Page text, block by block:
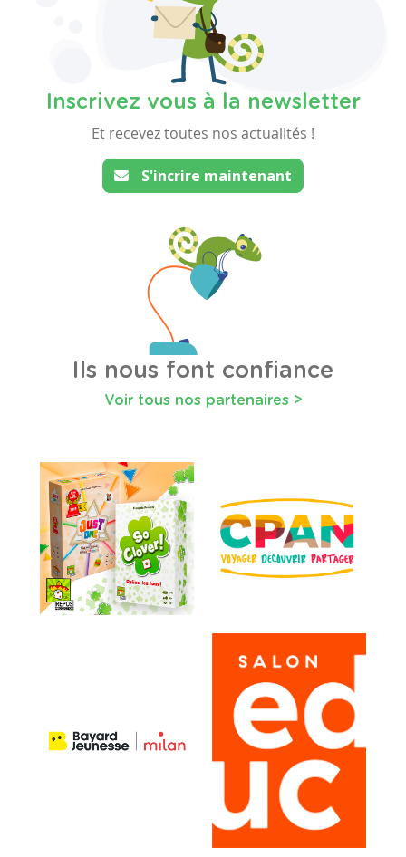
Inscrivez vous à la newsletter
Et recevez toutes nos actualités !
S'incrire maintenant
Ils nous font confiance
Voir tous nos partenaires >